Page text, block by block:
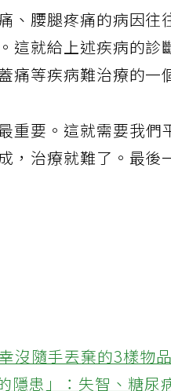
、腰腿疼痛的病因
這就給上述疾病的
痛等疾病難治療的一
重要。這就需要我
，治療就難了。最
沒隨手丟棄的3樣物